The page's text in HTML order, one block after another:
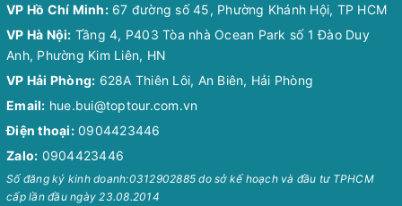
VP Hồ Chí Minh: 67 đường số 45, Phường Khánh Hội, TP HCM
VP Hà Nội: Tầng 4, P403 Tòa nhà Ocean Park số 1 Đào Duy
Anh, Phường Kim Liên, HN
VP Hải Phòng: 628A Thiên Lôi, An Biên, Hải Phòng
Email: hue.bui@toptour.com.vn
Điện thoại: 0904423446
Zalo: 0904423446
Số đăng ký kinh doanh:0312902885 do sở kế hoạch và đầu tư TPHCM
cấp lần đầu ngày 23.08.2014